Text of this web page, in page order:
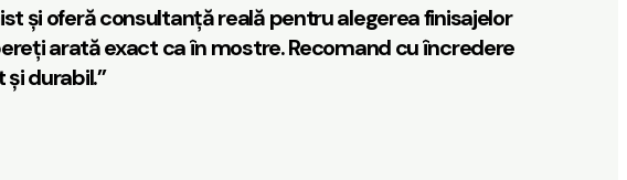
și oferă consultanță reală pentru alegerea finisajelor
arată exact ca în mostre. Recomand cu încredere
durabil.”